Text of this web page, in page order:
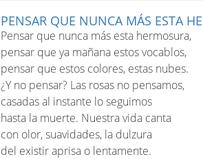
PENSAR QUE NUNCA MÁS ESTA
Pensar que nunca más esta hermosura,
pensar que ya mañana estos vocablos,
pensar que estos colores, estas nubes.
¿Y no pensar? Las rosas no pensamos,
casadas al instante lo seguimos
hasta la muerte. Nuestra vida canta
con olor, suavidades, la dulzura
del existir aprisa o lentamente.